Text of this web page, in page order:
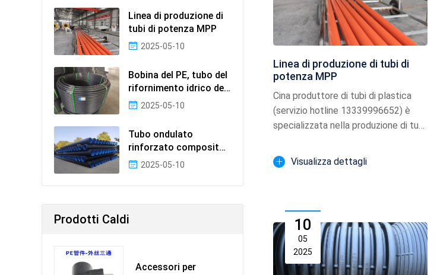
Linea di produzione di
tubi di potenza MPP
2025-05-10
Bobina del PE, tubo del
rifornimento idrico del
PE, foto del
2025-05-10
Tubo ondulato
rinforzato composito
a parete a tre strati in
2025-05-10
Prodotti Caldi
Accessori per
Linea di produzione di tubi di
potenza MPP
Cina produttore di tubi di plastica
(servizio hotline 13339996652) è
specializzata nella produzione di tubi
Visualizza dettagli
10
05
2025